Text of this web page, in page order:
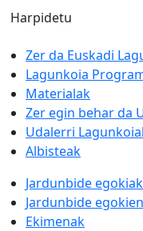
Zer da Euskadi
Lagunkoia
Materialak
Zer egin behar da
Udalerri
Albisteak
Jardunbide egokiak
Jardunbide
Ekimenak